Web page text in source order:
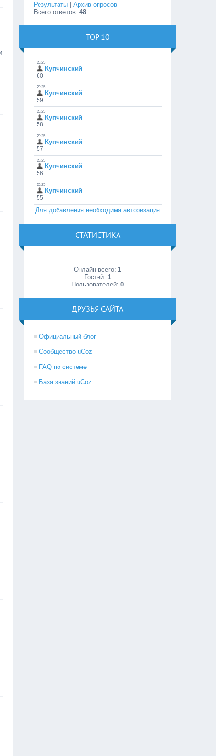
Результаты |Архив опросов
Всего ответов:48
TOP 10
Для добавления необходима авторизация
СТАТИСТИКА
Онлайн всего: 1
Гостей: 1
Пользователей:0
ДРУЗЬЯ САЙТА
Официальный блог
Сообщество uCoz
FAQ по системе
База знаний uCoz